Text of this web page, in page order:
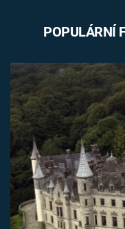
POPULÁRNÍ